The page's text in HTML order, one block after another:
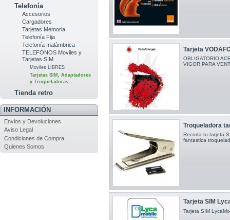
Telefonía
Accesorios
Cargadores
Tarjetas Memoria
Telefonía Fija
Telefonía Inalámbrica
TELEFONOS Moviles y
Tarjetas SIM
Moviles LIBRES
Tarjetas SIM, Adaptadores
y Troqueladoras
Tienda retro
INFORMACIÓN
Envios y Devoluciones
Aviso Legal
Condiciones de Compra
Quienes Somos
Tarjeta
OBLIGATORIO
VIGOR PARA
Troqueladora
Recorta tu tarjeta
fantastica
Tarjeta SIM
Tarjeta SIM